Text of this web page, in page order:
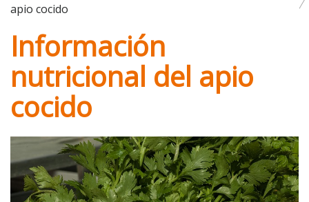
apio cocido
Información
nutricional del apio
cocido